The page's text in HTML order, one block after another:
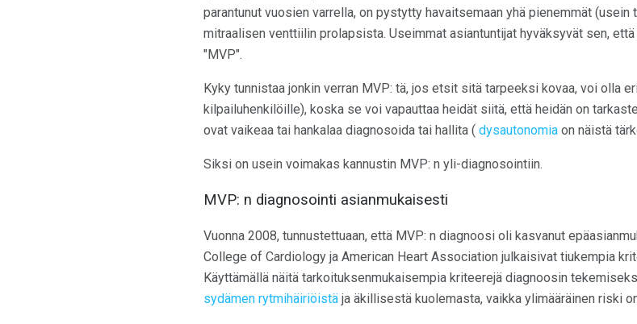
parantunut vuosien varrella, on pystytty havaitsemaan yhä pienemmät
mitraalisen venttiilin prolapsista. Useimmat asiantuntijat hyväksyvät sen,
"MVP".
Kyky tunnistaa jonkin verran MVP: tä, jos etsit sitä tarpeeksi kovaa, voi olla
kilpailuhenkilöille), koska se voi vapauttaa heidät siitä, että heidän on
ovat vaikeaa tai hankalaa diagnosoida tai hallita ( dysautonomia on näistä
Siksi on usein voimakas kannustin MVP: n yli-diagnosointiin.
MVP: n diagnosointi asianmukaisesti
Vuonna 2008, tunnustettuaan, että MVP: n diagnoosi oli kasvanut
College of Cardiology ja American Heart Association julkaisivat tiukempia
Käyttämällä näitä tarkoituksenmukaisempia kriteerejä diagnoosin
sydämen rytmihäiriöistä ja äkillisestä kuolemasta, vaikka ylimääräinen riski